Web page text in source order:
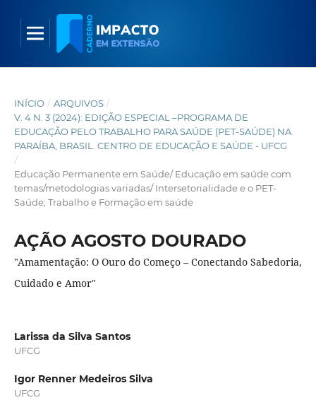
INÍCIO / ARQUIVOS /
V. 4 N. 3 (2024): EDIÇÃO ESPECIAL –PROGRAMA DE
EDUCAÇÃO PELO TRABALHO PARA SAÚDE (PET-SAÚDE) NA
PARAÍBA, BRASIL. CENTRO DE EDUCAÇÃO E SAÚDE - UFCG
/
Educação Permanente em Saúde/ Educação em saúde com
temas/metodologias variadas/ Intersetorialidade e o PET-
Saúde; Trabalho e Formação em saúde
AÇÃO AGOSTO DOURADO
"Amamentação: O Ouro do Começo – Conectando Sabedoria,
Cuidado e Amor"
Larissa da Silva Santos
UFCG
Igor Renner Medeiros Silva
UFCG